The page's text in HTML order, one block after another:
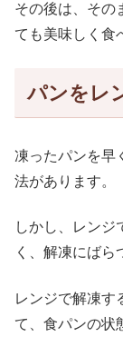
その後は、その
ても美味しく食
パンをレ
凍ったパンを早
法があります。
しかし、レンジ
く、解凍にばら
レンジで解凍す
て、食パンの状